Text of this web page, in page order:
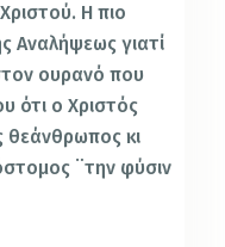
Η πιο
Αναλήψεως γιατί
ουρανό που
ότι ο Χριστός
θεάνθρωπος κι
¨την φύσιν